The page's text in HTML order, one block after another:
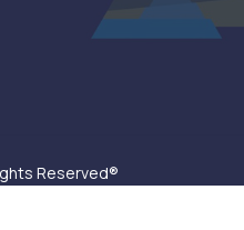
Reserved®